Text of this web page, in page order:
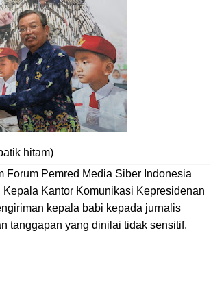
hitam)
Forum Pemred Media Siber Indonesia
Kantor Komunikasi Kepresidenan
kepala babi kepada jurnalis
tanggapan yang dinilai tidak sensitif.